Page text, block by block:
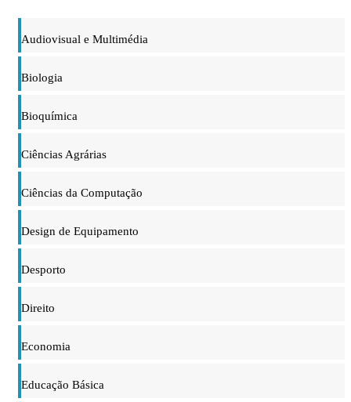
Audiovisual e Multimédia
Biologia
Bioquímica
Ciências Agrárias
Ciências da Computação
Design de Equipamento
Desporto
Direito
Economia
Educação Básica